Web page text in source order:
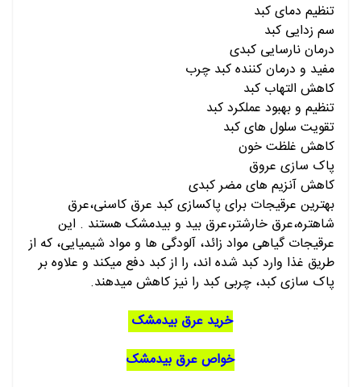
تنظیم دمای کبد
سم زدایی کبد
درمان نارسایی کبدی
مفید و درمان کننده کبد چرب
کاهش التهاب کبد
تنظیم و بهبود عملکرد کبد
تقویت سلول های کبد
کاهش غلظت خون
پاک سازی عروق
کاهش آنزیم های مضر کبدی
بهترین عرقیجات برای پاکسازی کبد عرق کاسنی،عرق
شاهتره،عرق خارشتر،عرق بید و بیدمشک هستند . این
عرقیجات گیاهی مواد زائد، آلودگی ها و مواد شیمیایی، که از
طریق غذا وارد کبد شده اند، را از کبد دفع میکند و علاوه بر
پاک سازی کبد، چربی کبد را نیز کاهش میدهند.
خرید عرق بیدمشک
خواص عرق بیدمشک